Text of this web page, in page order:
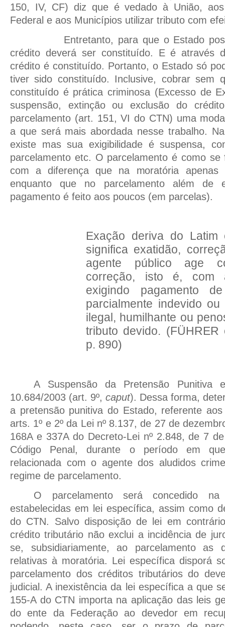
150, IV, CF) diz que é vedado à União,
Federal e aos Municípios utilizar tributo com
Entretanto, para que o Estado
crédito deverá ser constituído. E é através
crédito é constituído. Portanto, o Estado só
tiver sido constituído. Inclusive, cobrar sem
constituído é prática criminosa (Excesso de
suspensão, extinção ou exclusão do
parcelamento (art. 151, VI do CTN) uma
a que será mais abordada nesse trabalho.
existe mas sua exigibilidade é suspensa,
parcelamento etc. O parcelamento é como
com a diferença que na moratória
enquanto que no parcelamento além de
pagamento é feito aos poucos (em parcelas).
Exação deriva do Latim
significa exatidão,
agente público age
correção, isto é, com
exigindo pagamento
parcialmente indevido
ilegal, humilhante ou
tributo devido. (FÜHRER
p. 890)
A Suspensão da Pretensão Punitiva
10.684/2003 (art. 9º, caput). Dessa forma,
a pretensão punitiva do Estado, referente
arts. 1º e 2º da Lei nº 8.137, de 27 de
168A e 337A do Decreto-Lei nº 2.848, de 7
Código Penal, durante o período em
relacionada com o agente dos aludidos
regime de parcelamento.
O parcelamento será concedido
estabelecidas em lei específica, assim como
do CTN. Salvo disposição de lei em
crédito tributário não exclui a incidência de
se, subsidiariamente, ao parcelamento as
relativas à moratória. Lei específica disporá
parcelamento dos créditos tributários do
judicial. A inexistência da lei específica a que
155-A do CTN importa na aplicação das leis
do ente da Federação ao devedor em